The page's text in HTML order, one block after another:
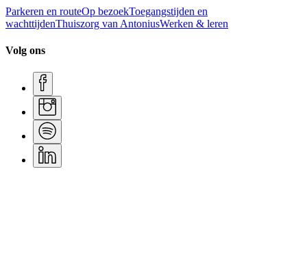
Parkeren en routeOp bezoekToegangstijden en
wachttijdenThuiszorg van AntoniusWerken & leren
Volg ons